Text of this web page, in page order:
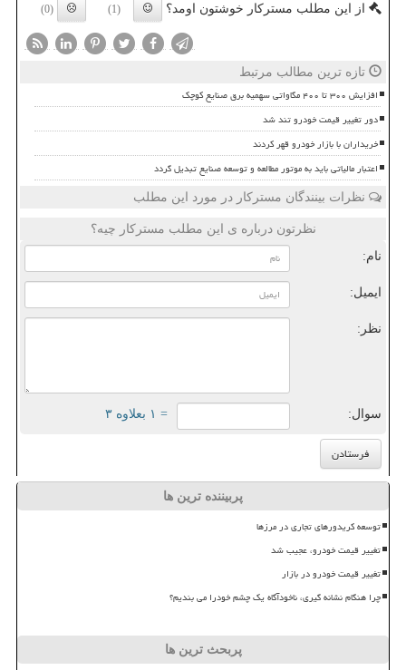
از این مطلب مسترکار خوشتون اومد؟ (1)
(0)
تازه ترین مطالب مرتبط
افزایش ۳۰۰ تا ۴۰۰ مگاواتی سهمیه برق صنایع کوچک
دور تغییر قیمت خودرو تند شد
خریداران با بازار خودرو قهر کردند
اعتبار مالیاتی باید به موتور مطالعه و توسعه صنایع تبدیل گردد
نظرات بینندگان مسترکار در مورد این مطلب
نظرتون درباره ی این مطلب مسترکار چیه؟
نام:
ایمیل:
نظر:
سوال: = ۱ بعلاوه ۳
پربیننده ترین ها
توسعه کریدورهای تجاری در مرزها
تغییر قیمت خودرو، عجیب شد
تغییر قیمت خودرو در بازار
چرا هنگام نشانه گیری، ناخودآگاه یک چشم خودرا می بندیم؟
پربحث ترین ها